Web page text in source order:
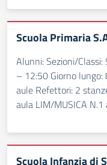
Scuola Primaria
Alunni: Sezioni/
– 12:50 Giorno
aule Refettori: 2
aula LIM/MUSICA
Scuola Infanzia di